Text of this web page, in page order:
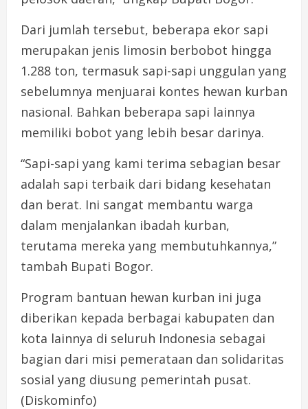
Dari jumlah tersebut, beberapa ekor sapi
merupakan jenis limosin berbobot hingga
1.288 ton, termasuk sapi-sapi unggulan yang
sebelumnya menjuarai kontes hewan kurban
nasional. Bahkan beberapa sapi lainnya
memiliki bobot yang lebih besar darinya.
“Sapi-sapi yang kami terima sebagian besar
adalah sapi terbaik dari bidang kesehatan
dan berat. Ini sangat membantu warga
dalam menjalankan ibadah kurban,
terutama mereka yang membutuhkannya,”
tambah Bupati Bogor.
Program bantuan hewan kurban ini juga
diberikan kepada berbagai kabupaten dan
kota lainnya di seluruh Indonesia sebagai
bagian dari misi pemerataan dan solidaritas
sosial yang diusung pemerintah pusat.
(Diskominfo)